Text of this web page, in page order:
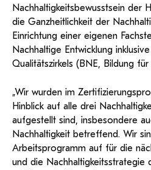
Nachhaltigkeitsbewusstsein der
die Ganzheitlichkeit der
Einrichtung einer eigenen
Nachhaltige Entwicklung
Qualitätszirkels (BNE, Bildung
„Wir wurden im
Hinblick auf alle drei
aufgestellt sind, insbesondere
Nachhaltigkeit betreffend. Wir
Arbeitsprogramm auf für die
und die Nachhaltigkeitsstrategie